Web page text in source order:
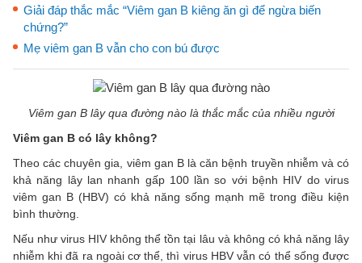
Giải đáp thắc mắc “Viêm gan B kiêng ăn gì để ngừa biến
chứng?”
Mẹ viêm gan B vẫn cho con bú được
Viêm gan B lây qua đường nào là thắc mắc của nhiều người
Viêm gan B có lây không?
Theo các chuyên gia, viêm gan B là căn bệnh truyền nhiễm và có
khả năng lây lan nhanh gấp 100 lần so với bệnh HIV do virus
viêm gan B (HBV) có khả năng sống mạnh mẽ trong điều kiện
bình thường.
Nếu như virus HIV không thể tồn tại lâu và không có khả năng lây
nhiễm khi đã ra ngoài cơ thể, thì virus HBV vẫn có thể sống được